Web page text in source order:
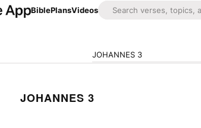
BiblePlansVideos
JOHANNES 3
JOHANNES 3